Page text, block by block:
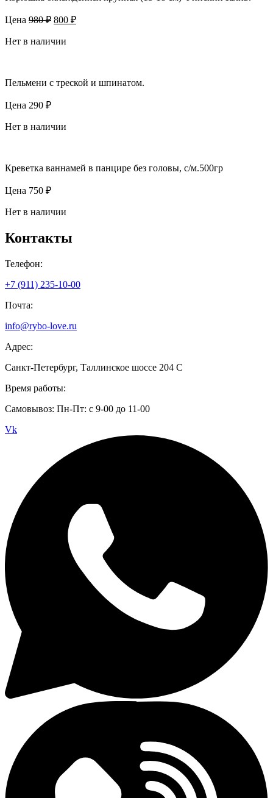
Цена 980₽ Первоначальная
составляла
800 ₽Текущая
Нет в наличии
Пельмени с треской и шпинатом.
Цена 290 ₽
Нет в наличии
Креветка ваннамей в панцире без головы, с/м.500гр
Цена 750 ₽
Нет в наличии
Контакты
Телефон:
+7 (911) 235-10-00
Почта:
info@rybo-love.ru
Адрес:
Санкт-Петербург, Таллинское шоссе 204 С
Время работы:
Самовывоз: Пн-Пт: с 9-00 до 11-00
Vk